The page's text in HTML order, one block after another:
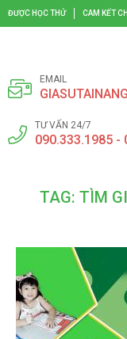
ĐƯỢC HỌC THỬ CAM KẾT
EMAIL
TƯ VẤN 24/7
090.333.1985 -
TAG: TÌM